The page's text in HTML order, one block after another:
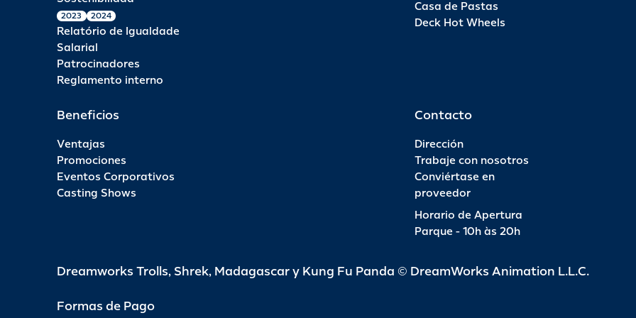
2023 2024
Relatório de Igualdade
Salarial
Patrocinadores
Reglamento interno
Casa de Pastas
Deck Hot Wheels
Beneficios
Ventajas
Promociones
Eventos Corporativos
Casting Shows
Contacto
Dirección
Trabaje con nosotros
Conviértase en
proveedor
Horario de Apertura
Parque - 10h às 20h
Dreamworks Trolls, Shrek, Madagascar y Kung Fu Panda © DreamWorks Animation L.L.C.
Formas de Pago